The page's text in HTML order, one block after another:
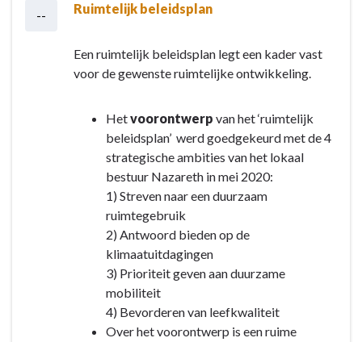
-- Ruimtelijk beleidsplan
Een ruimtelijk beleidsplan legt een kader vast
voor de gewenste ruimtelijke ontwikkeling.
Hetvoorontwerp van het ‘ruimtelijk
beleidsplan’ werd goedgekeurd met de 4
strategische ambities van het lokaal
bestuur Nazareth in mei 2020:
1) Streven naar een duurzaam
ruimtegebruik
2) Antwoord bieden op de
klimaatuitdagingen
3) Prioriteit geven aan duurzame
mobiliteit
4) Bevorderen van leefkwaliteit
Over het voorontwerp is een ruime